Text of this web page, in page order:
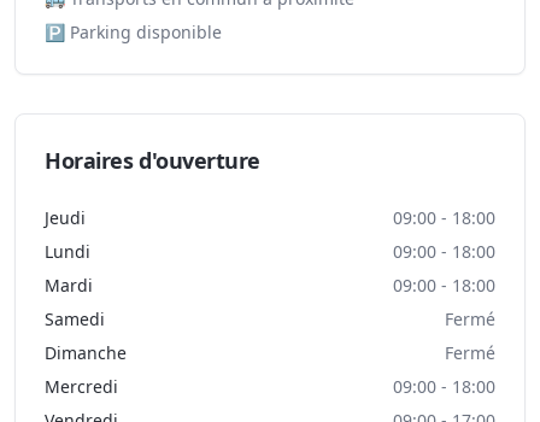
🅿️ Parking disponible
Horaires d'ouverture
Jeudi
09:00 - 18:00
Lundi
09:00 - 18:00
Mardi
09:00 - 18:00
Samedi
Fermé
Dimanche
Fermé
Mercredi
09:00 - 18:00